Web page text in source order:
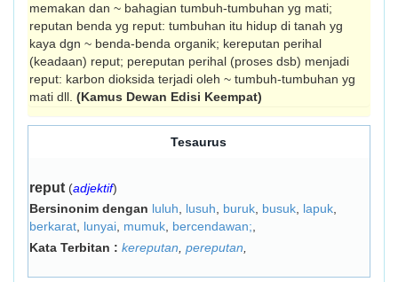
memakan dan ~ bahagian tum­buh-tumbuhan yg mati;
reputan benda yg reput: tumbuhan itu hidup di tanah yg
kaya dgn ~ benda-benda organik; kereputan perihal
(keadaan) reput; pereputan perihal (proses dsb) menjadi
reput: karbon dioksida terjadi oleh ~ tumbuh-tumbuhan yg
mati dll. (Kamus Dewan Edisi Keempat)
Tesaurus
reput (adjektif)
Bersinonim dengan luluh lusuh buruk busuk lapuk
berkarat lunyai mumuk bercendawan;
Kata Terbitan : kereputan pereputan